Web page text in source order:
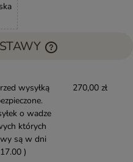
wysyłką
o wadze
których
są w dni
)
270,00 zł